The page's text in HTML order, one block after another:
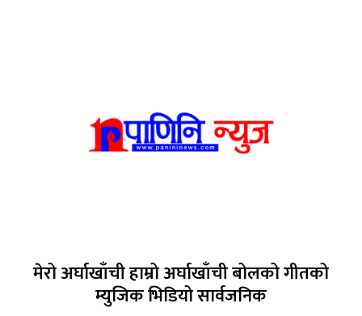
मेरो अर्घाखाँची हाम्रो अर्घाखाँची बोलको गीतको
म्युजिक भिडियो सार्वजनिक